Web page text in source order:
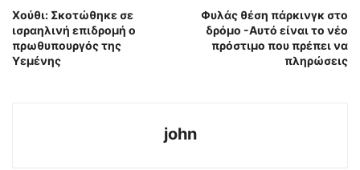
Χούθι: Σκοτώθηκε σε
ισραηλινή επιδρομή ο
πρωθυπουργός της
Υεμένης
Φυλάς θέση πάρκινγκ στο
δρόμο -Αυτό είναι το νέο
πρόστιμο που πρέπει να
πληρώσεις
john